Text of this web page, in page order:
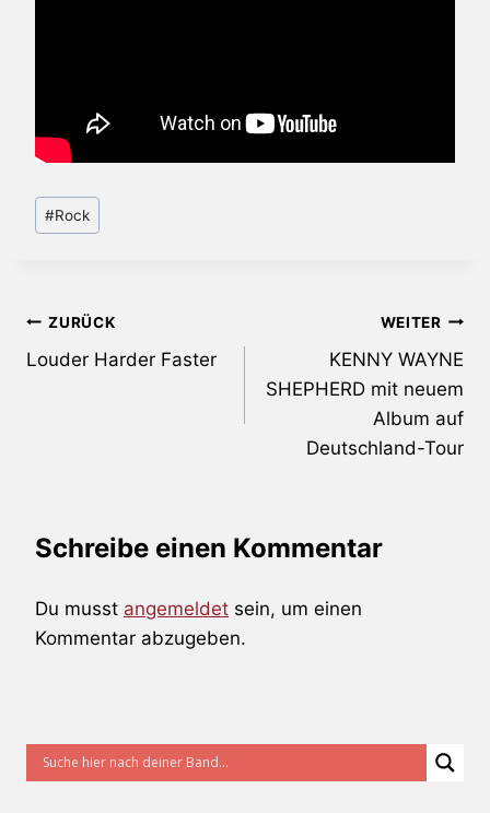
Schlagworte:
#Rock
Beitragsnavigation
ZURÜCK
Louder Harder Faster
WEITER
KENNY WAYNE
SHEPHERD mit neuem
Album auf
Deutschland-Tour
Schreibe einen Kommentar
Du musst angemeldet sein, um einen
Kommentar abzugeben.